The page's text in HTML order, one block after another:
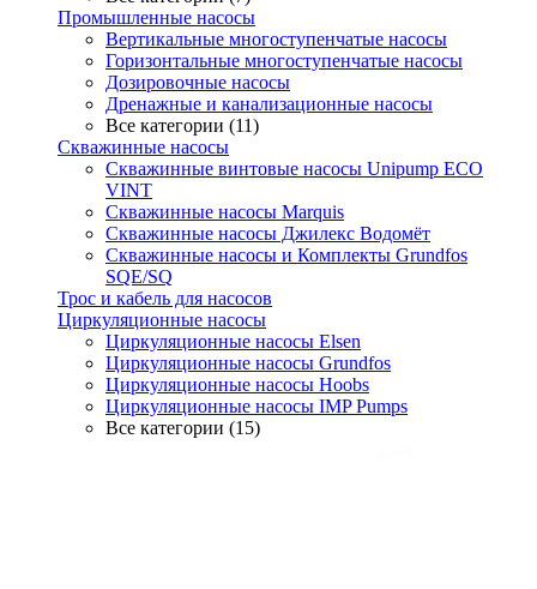
Промышленные насосы
Вертикальные многоступенчатые насосы
Горизонтальные многоступенчатые насосы
Дозировочные насосы
Дренажные и канализационные насосы
Все категории (11)
Скважинные насосы
Скважинные винтовые насосы Unipump ECO
VINT
Скважинные насосы Marquis
Скважинные насосы Джилекс Водомёт
Скважинные насосы и Комплекты Grundfos
SQE/SQ
Трос и кабель для насосов
Циркуляционные насосы
Циркуляционные насосы Elsen
Циркуляционные насосы Grundfos
Циркуляционные насосы Hoobs
Циркуляционные насосы IMP Pumps
Все категории (15)